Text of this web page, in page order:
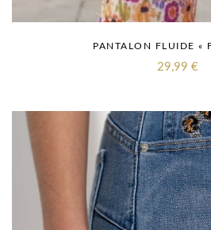
PANTALON FLUIDE «
29,99 €